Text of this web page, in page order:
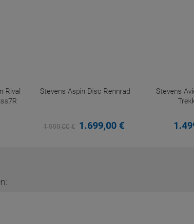
Rival
Stevens Aspin Disc Rennrad
1.999,00€ 1.699,00 €
Stevens